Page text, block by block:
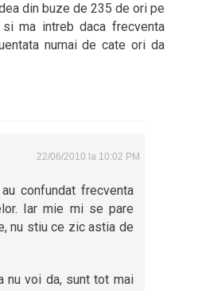
din buze de 235 de ori pe
si ma intreb daca frecventa
numai de cate ori da
22/06/2010 la 10:02 PM
confundat frecventa
Iar mie mi se pare
nu stiu ce zic astia de
nu voi da, sunt tot mai